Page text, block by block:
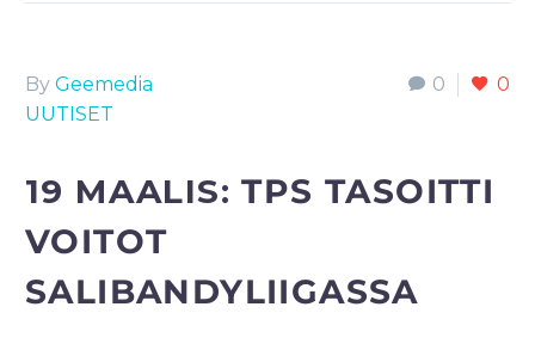
0 0
By Geemedia
UUTISET
19 MAALIS:TPS TASOITTI
VOITOT
SALIBANDYLIIGASSA